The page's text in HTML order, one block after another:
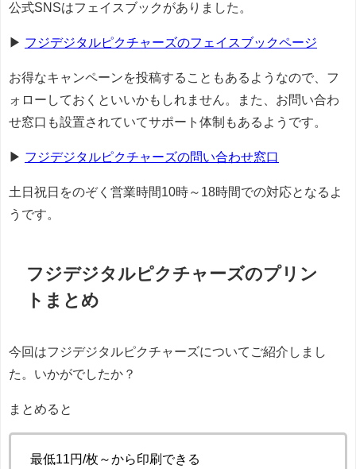
公式SNSはフェイスブックがありました。
▶ フジデジタルピクチャーズのフェイスブックページ
お得なキャンペーンを投稿することもあるようなので、フ
ォローしておくといいかもしれません。また、お問い合わ
せ窓口も設置されていてサポート体制もあるようです。
▶ フジデジタルピクチャーズの問い合わせ窓口
土日祝日をのぞく営業時間10時～18時間での対応となるよ
うです。
フジデジタルピクチャーズのプリン
トまとめ
今回はフジデジタルピクチャーズについてご紹介しまし
た。いかがでしたか？
まとめると
最低11円/枚～から印刷できる